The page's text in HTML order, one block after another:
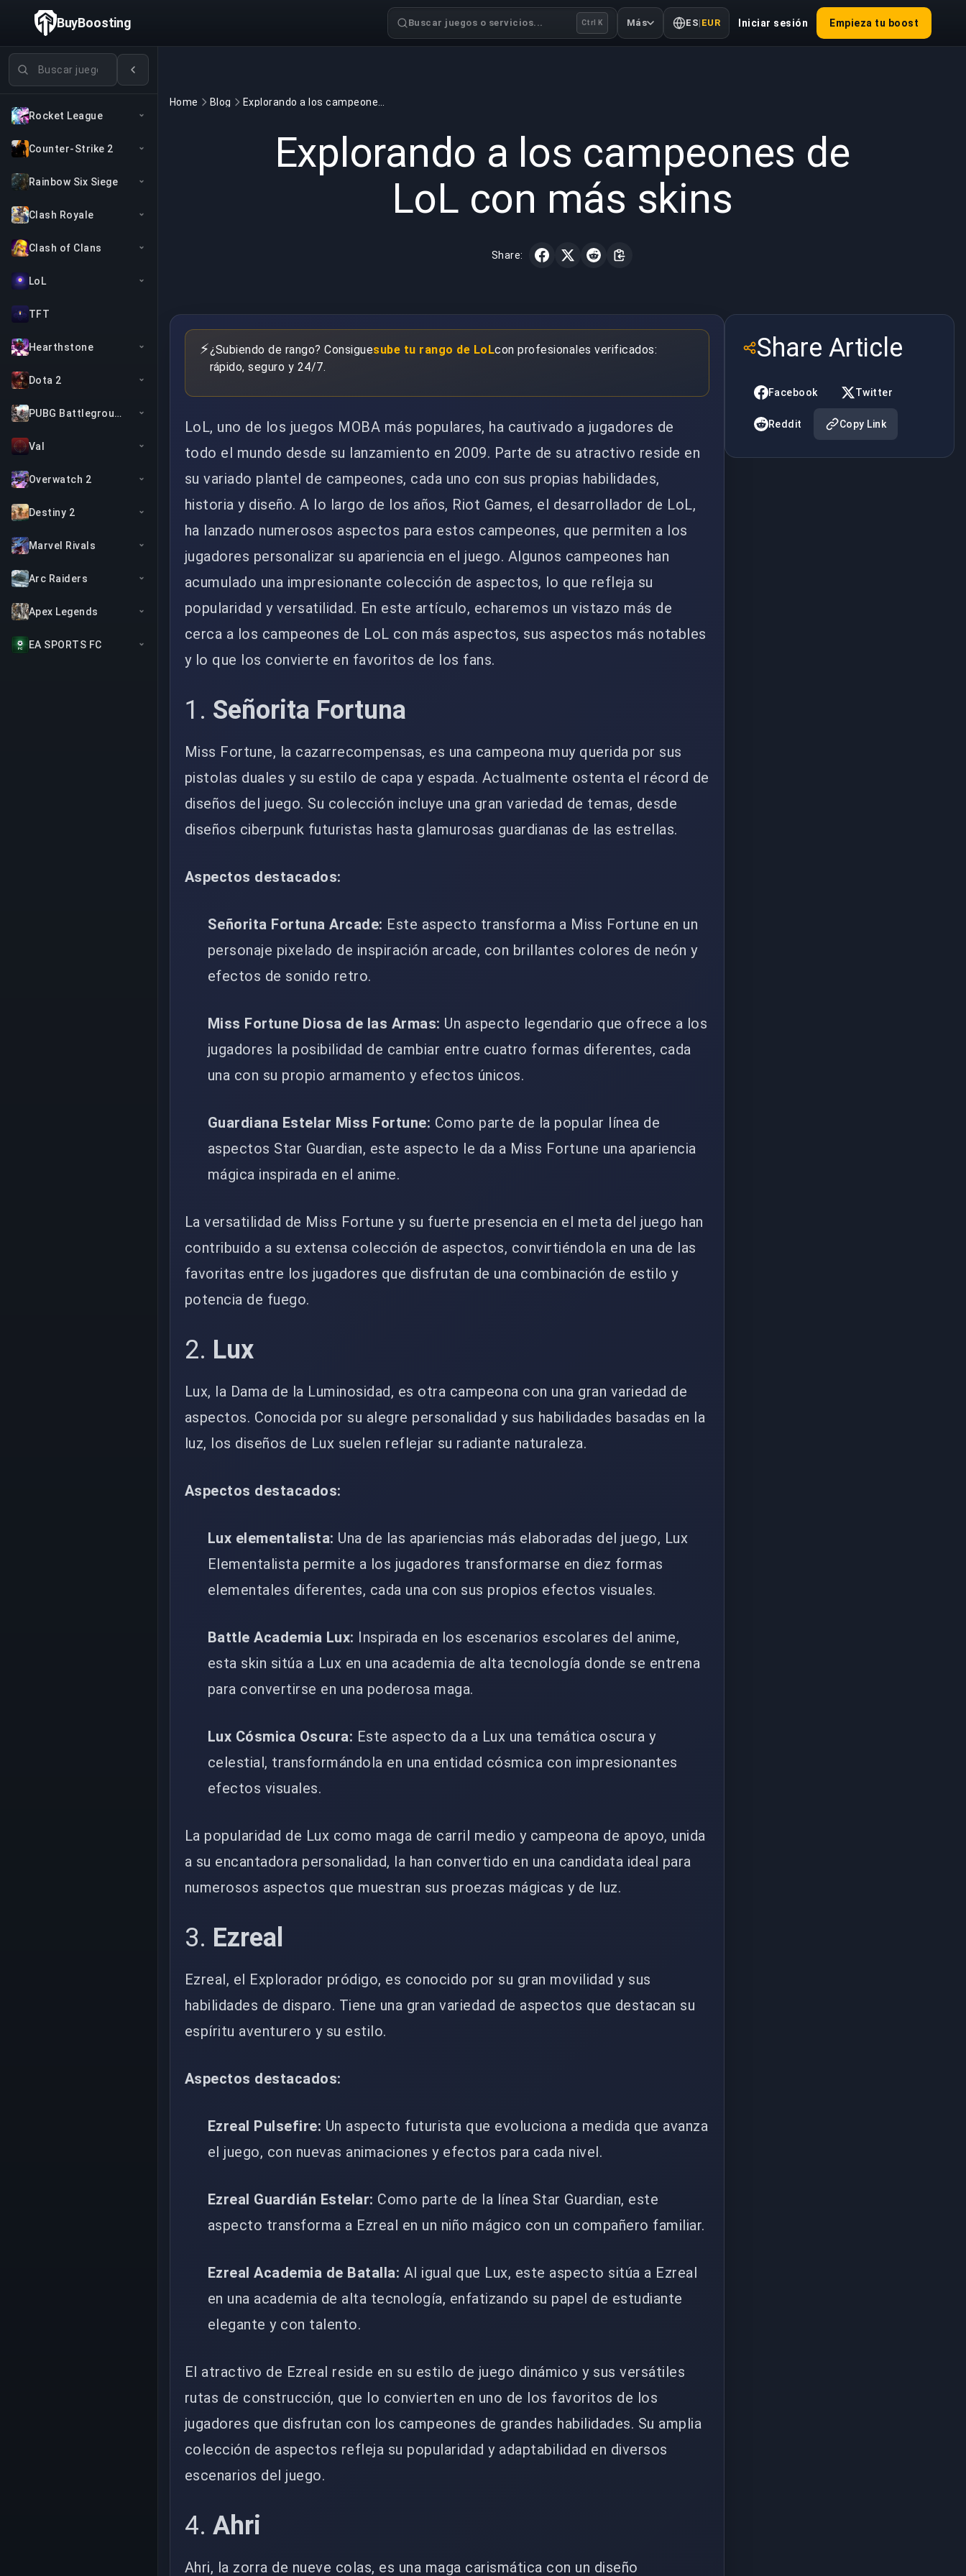
Buscar juegos
Rocket League
Counter-Strike 2
Rainbow Six Siege
Clash Royale
Clash of Clans
LoL
TFT
Hearthstone
Dota 2
PUBG Battlegrounds
Val
Overwatch 2
Destiny 2
Marvel Rivals
Arc Raiders
Apex Legends
EA SPORTS FC
BuyBoosting Buscar juegos o servicios... Ctrl K Más ES| EUR Iniciar sesión Empieza tu boost
Home Blog
Explorando a los campeones de
LoL con más skins
Share:
⚡¿Subiendo de rango? Consiguesube tu rango de LoLcon profesionales verificados:
rápido, seguro y 24/7.
LoL, uno de los juegos MOBA más populares, ha cautivado a jugadores de
todo el mundo desde su lanzamiento en 2009. Parte de su atractivo reside en
su variado plantel de campeones, cada uno con sus propias habilidades,
historia y diseño. A lo largo de los años, Riot Games, el desarrollador de LoL,
ha lanzado numerosos aspectos para estos campeones, que permiten a los
jugadores personalizar su apariencia en el juego. Algunos campeones han
acumulado una impresionante colección de aspectos, lo que refleja su
popularidad y versatilidad. En este artículo, echaremos un vistazo más de
cerca a los campeones de LoL con más aspectos, sus aspectos más notables
y lo que los convierte en favoritos de los fans.
1. Señorita Fortuna
Miss Fortune, la cazarrecompensas, es una campeona muy querida por sus
pistolas duales y su estilo de capa y espada. Actualmente ostenta el récord de
diseños del juego. Su colección incluye una gran variedad de temas, desde
diseños ciberpunk futuristas hasta glamurosas guardianas de las estrellas.
Aspectos destacados:
Señorita Fortuna Arcade: Este aspecto transforma a Miss Fortune en un
personaje pixelado de inspiración arcade, con brillantes colores de neón y
efectos de sonido retro.
Miss Fortune Diosa de las Armas: Un aspecto legendario que ofrece a los
jugadores la posibilidad de cambiar entre cuatro formas diferentes, cada
una con su propio armamento y efectos únicos.
Guardiana Estelar Miss Fortune: Como parte de la popular línea de
aspectos Star Guardian, este aspecto le da a Miss Fortune una apariencia
mágica inspirada en el anime.
La versatilidad de Miss Fortune y su fuerte presencia en el meta del juego han
contribuido a su extensa colección de aspectos, convirtiéndola en una de las
favoritas entre los jugadores que disfrutan de una combinación de estilo y
potencia de fuego.
2. Lux
Lux, la Dama de la Luminosidad, es otra campeona con una gran variedad de
aspectos. Conocida por su alegre personalidad y sus habilidades basadas en la
luz, los diseños de Lux suelen reflejar su radiante naturaleza.
Aspectos destacados:
Lux elementalista: Una de las apariencias más elaboradas del juego, Lux
Elementalista permite a los jugadores transformarse en diez formas
elementales diferentes, cada una con sus propios efectos visuales.
Battle Academia Lux: Inspirada en los escenarios escolares del anime,
esta skin sitúa a Lux en una academia de alta tecnología donde se entrena
para convertirse en una poderosa maga.
Lux Cósmica Oscura: Este aspecto da a Lux una temática oscura y
celestial, transformándola en una entidad cósmica con impresionantes
efectos visuales.
La popularidad de Lux como maga de carril medio y campeona de apoyo, unida
a su encantadora personalidad, la han convertido en una candidata ideal para
numerosos aspectos que muestran sus proezas mágicas y de luz.
3. Ezreal
Ezreal, el Explorador pródigo, es conocido por su gran movilidad y sus
habilidades de disparo. Tiene una gran variedad de aspectos que destacan su
espíritu aventurero y su estilo.
Aspectos destacados:
Ezreal Pulsefire: Un aspecto futurista que evoluciona a medida que avanza
el juego, con nuevas animaciones y efectos para cada nivel.
Ezreal Guardián Estelar: Como parte de la línea Star Guardian, este
aspecto transforma a Ezreal en un niño mágico con un compañero familiar.
Ezreal Academia de Batalla: Al igual que Lux, este aspecto sitúa a Ezreal
en una academia de alta tecnología, enfatizando su papel de estudiante
elegante y con talento.
El atractivo de Ezreal reside en su estilo de juego dinámico y sus versátiles
rutas de construcción, que lo convierten en uno de los favoritos de los
jugadores que disfrutan con los campeones de grandes habilidades. Su amplia
colección de aspectos refleja su popularidad y adaptabilidad en diversos
escenarios del juego.
4. Ahri
Ahri, la zorra de nueve colas, es una maga carismática con un diseño
Share Article
Facebook Twitter
Reddit Copy Link